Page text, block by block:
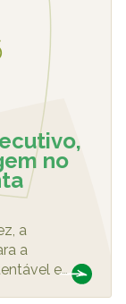
no
a
a
e…